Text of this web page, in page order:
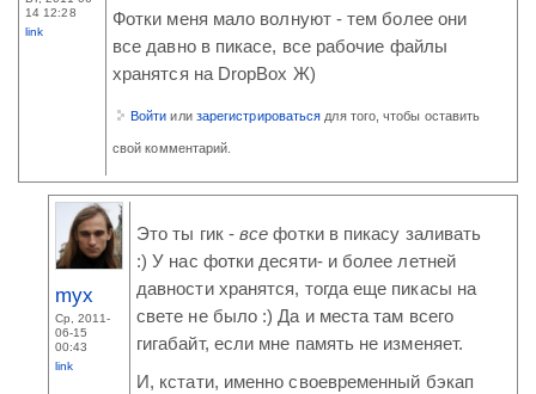
14 12:28
link
Фотки меня мало волнуют - тем более они
все давно в пикасе, все рабочие файлы
хранятся на DropBox Ж)
Войти или зарегистрироваться для того, чтобы оставить
свой комментарий.
myx
Ср, 2011-
06-15
00:43
link
Это ты гик -все фотки в пикасу заливать
:) У нас фотки десяти- и более летней
давности хранятся, тогда еще пикасы на
свете не было :) Да и места там всего
гигабайт, если мне память не изменяет.
И, кстати, именно своевременный бэкап